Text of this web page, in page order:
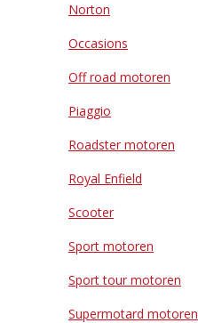
Norton
Occasions
Off road motoren
Piaggio
Roadster motoren
Royal Enfield
Scooter
Sport motoren
Sport tour motoren
Supermotard motoren